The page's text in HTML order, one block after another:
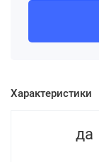
Характеристики
да